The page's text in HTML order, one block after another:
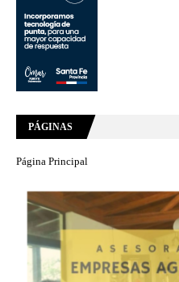
PÁGINAS
Página Principal